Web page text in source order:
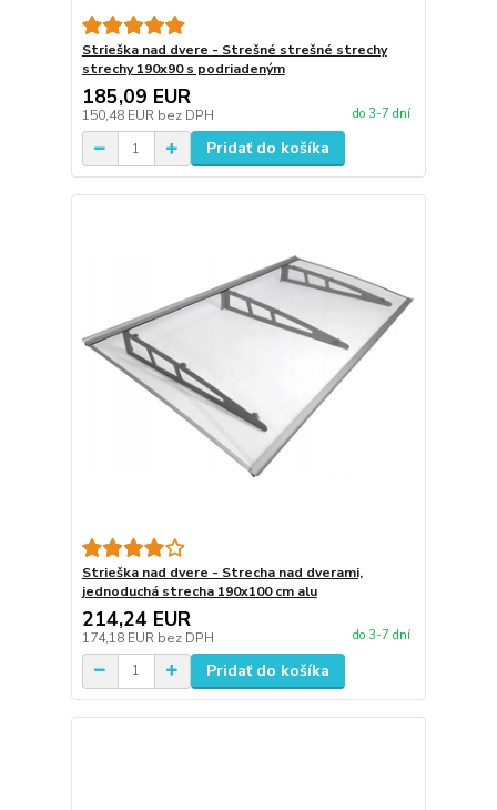
Strieška nad dvere - Strešné strešné strechy
strechy 190x90 s podriadeným
185,09 EUR
150,48 EUR bez DPH do 3-7 dní
Pridať do košíka
Strieška nad dvere - Strecha nad dverami,
jednoduchá strecha 190x100 cm alu
214,24 EUR
174,18 EUR bez DPH do 3-7 dní
Pridať do košíka